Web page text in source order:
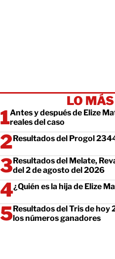
LO
Antes y después de Elize
reales del caso
Resultados del Progol
Resultados del Melate,
del 2 de agosto del 2026
¿Quién es la hija de Elize
Resultados del Tris de hoy
los números ganadores